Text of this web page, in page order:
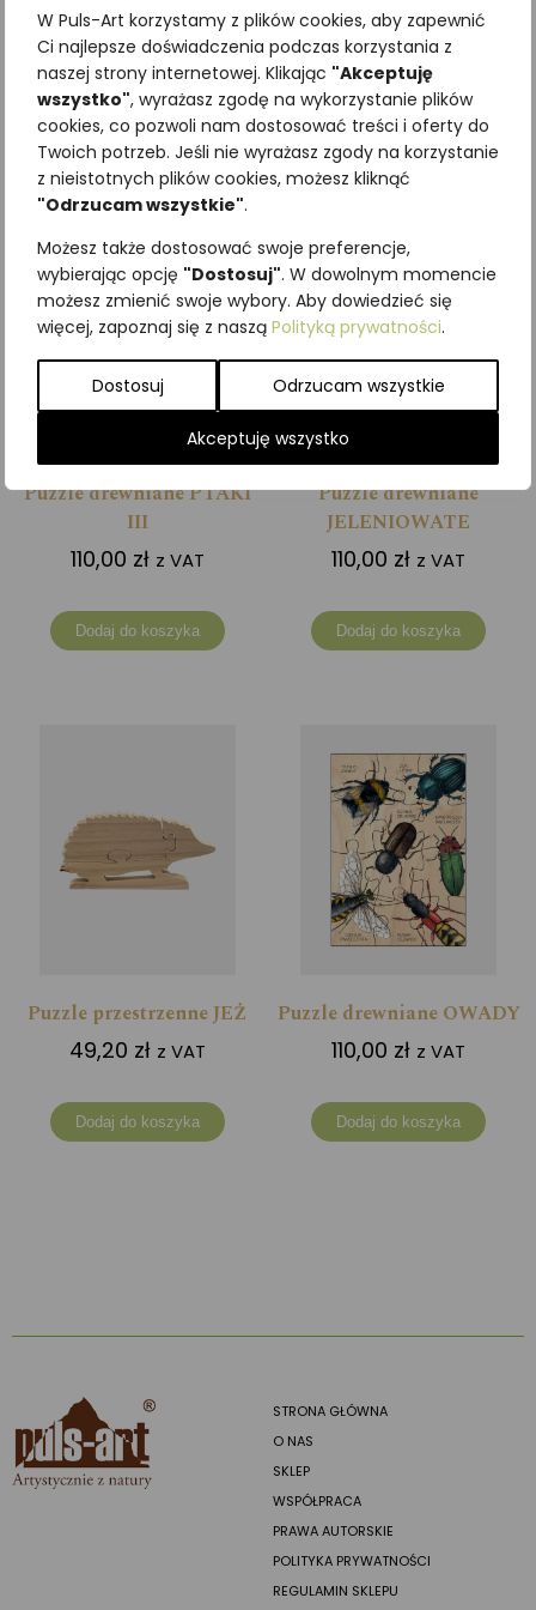
W Puls-Art korzystamy z plików cookies, aby zapewnić
Ci najlepsze doświadczenia podczas korzystania z
naszej strony internetowej. Klikając "Akceptuję
wszystko", wyrażasz zgodę na wykorzystanie plików
cookies, co pozwoli nam dostosować treści i oferty do
Twoich potrzeb. Jeśli nie wyrażasz zgody na korzystanie
z nieistotnych plików cookies, możesz kliknąć
"Odrzucam wszystkie".
Możesz także dostosować swoje preferencje,
wybierając opcję "Dostosuj". W dowolnym momencie
możesz zmienić swoje wybory. Aby dowiedzieć się
więcej, zapoznaj się z naszą Polityką prywatności.
Dostosuj Odrzucam wszystkie
Akceptuję wszystko
pomoc edukacyjna w
przedszkolach i szkołach,
inspirując dzieci do odkrywania
świata przyrody.
Podobne produkty
Puzzle drewniane PTAKI
III
110,00 zł z VAT
Dodaj do koszyka
Puzzle drewniane
JELENIOWATE
110,00 zł z VAT
Dodaj do koszyka
Puzzle przestrzenne JEŻ
49,20 zł z VAT
Dodaj do koszyka
Puzzle drewniane OWADY
110,00 zł z VAT
Dodaj do koszyka
STRONA GŁÓWNA
O NAS
SKLEP
WSPÓŁPRACA
PRAWA AUTORSKIE
POLITYKA PRYWATNOŚCI
REGULAMIN SKLEPU